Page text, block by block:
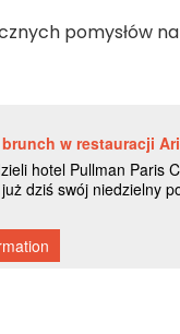
pomysłów na